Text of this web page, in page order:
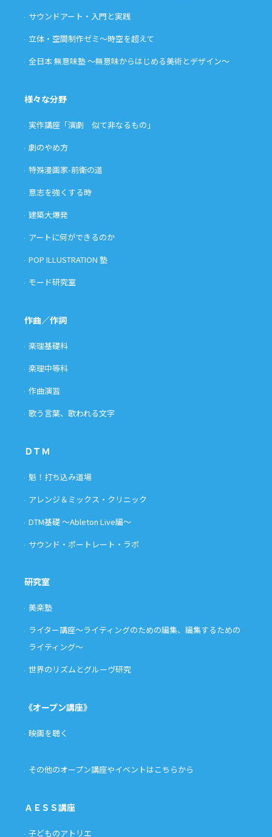
サウンドアート・入門と実践
立体・空間制作ゼミ〜時空を超えて
全日本 無意味塾 〜無意味からはじめる美術とデザイン〜
様々な分野
実作講座「演劇 似て非なるもの」
劇のやめ方
特殊漫画家-前衛の道
意志を強くする時
建築大爆発
アートに何ができるのか
POP ILLUSTRATION 塾
モード研究室
作曲／作詞
楽理基礎科
楽理中等科
作曲演習
歌う言葉、歌われる文字
ＤＴＭ
魁！打ち込み道場
アレンジ＆ミックス・クリニック
DTM基礎 〜Ableton Live編〜
サウンド・ポートレート・ラボ
研究室
美楽塾
ライター講座〜ライティングのための編集、編集するための
ライティング〜
世界のリズムとグルーヴ研究
《オープン講座》
映画を聴く
その他のオープン講座やイベントはこちらから
ＡＥＳＳ講座
子どものアトリエ